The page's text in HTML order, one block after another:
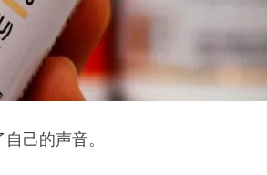
己的声音。